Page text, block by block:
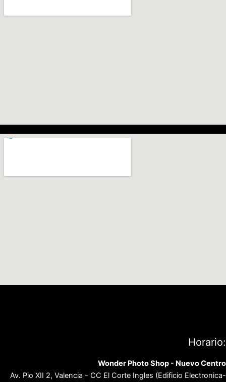
Horario:
Wonder Photo Shop - Nuevo Centro
Av. Pio XII 2, Valencia - CC El Corte Ingles (Edificio Electronica-